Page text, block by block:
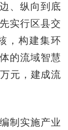
、纵向到底
实行区县交
，构建集环
的流域智慧
元，建成流
制实施产业